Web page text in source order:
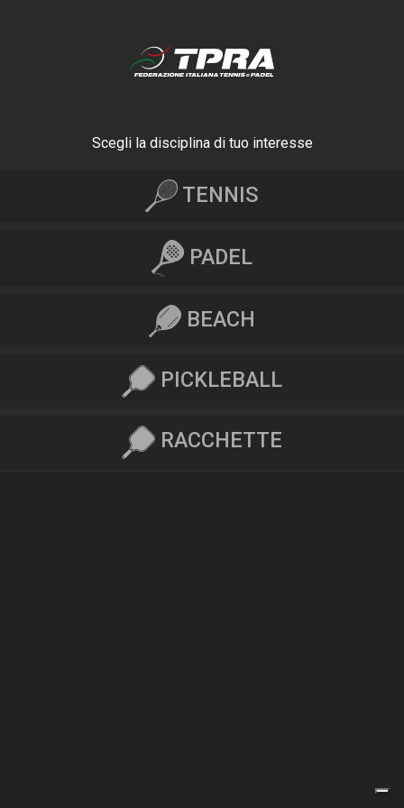
Scegli la disciplina di tuo interesse
TENNIS
PADEL
BEACH
PICKLEBALL
RACCHETTE